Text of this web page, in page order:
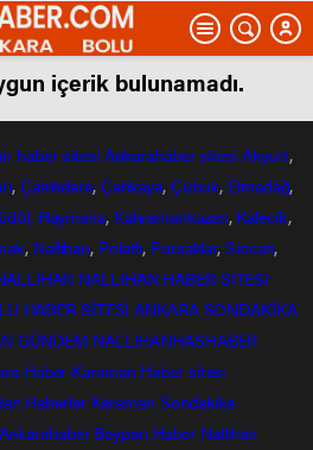
içerik bulunamadı.
haber sitesi Ankarahabersitesi Akyurt,
, Çamlıdere, Çankaya, Çubuk, Elmadağ,
Haymana, Kahramankazan, Kalecik,
, Nallıhan, Polatlı, Pursaklar,Sincan,
NALLIHAN HABER SİTESİ
HABER SİTESİ ANKARA SONDAKİKA
GÜNDEM NALLIHANHASHABER
Haber Karaman Haber sitesi
Haberler Karaman Sondakika
Ankarahaber Beyparı Haber Nallıhan